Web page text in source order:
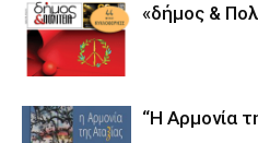
«δήμος &
“Η Αρμονία